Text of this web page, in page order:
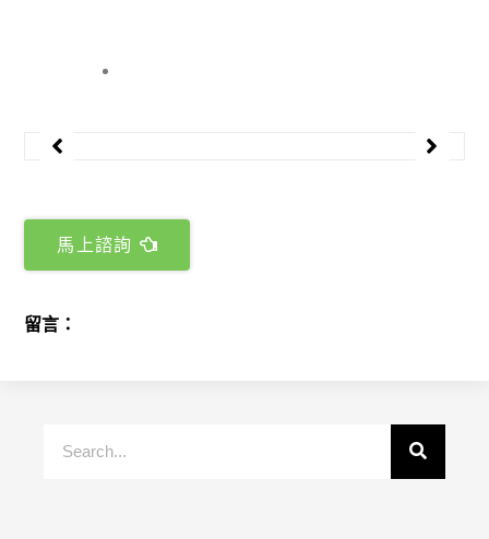
馬上諮詢
留言：